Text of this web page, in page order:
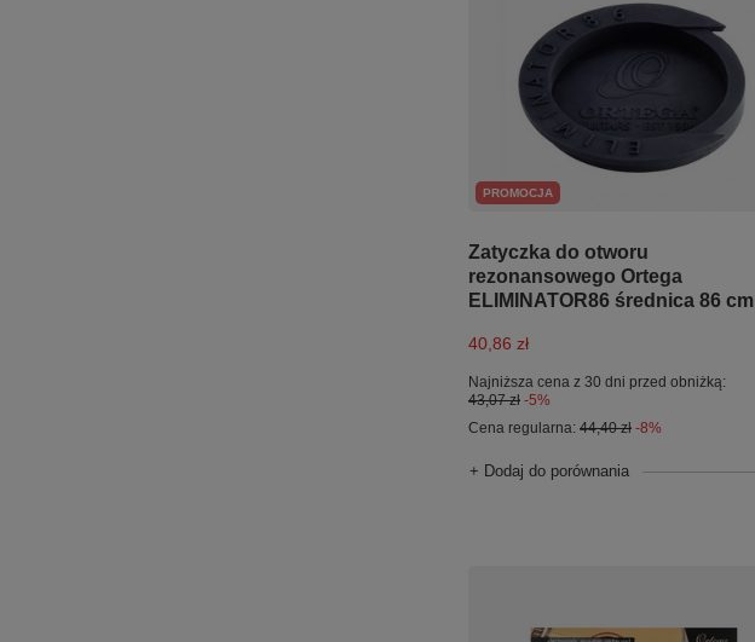
PROMOCJA
Zatyczka do otworu
rezonansowego Ortega
ELIMINATOR86 średnica 86 cm
40,86 zł
Najniższa cena z 30 dni przed obniżką:
43,07 zł -5%
Cena regularna: 44,40 zł -8%
+ Dodaj do porównania